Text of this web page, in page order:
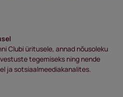
Clubi üritusele, annad nõusoleku
tegemiseks ning nende
ja sotsiaalmeediakanalites.